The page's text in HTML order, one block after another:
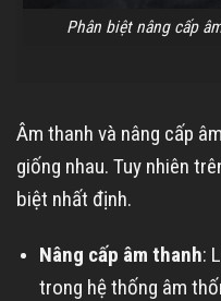
Phân biệt nâng cấp
Âm thanh và nâng cấp
giống nhau. Tuy nhiên
biệt nhất định.
Nâng cấp âm thanh:
trong hệ thống âm